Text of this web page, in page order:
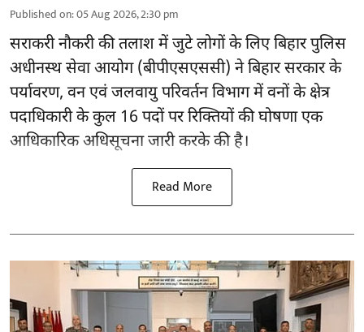
Published on:05 Aug 2026, 2:30 pm
सराकरी नौकरी की तलाश में जुटे लोगों के लिए बिहार पुलिस
अधीनस्थ सेवा आयोग (बीपीएसएससी) ने बिहार सरकार के
पर्यावरण, वन एवं जलवायु परिवर्तन विभाग में वनों के क्षेत्र
पदाधिकारी के कुल 16 पदों पर रिक्तियों की घोषणाएक
आधिकारिक अधिसूचना जारी करके की है।
Read More